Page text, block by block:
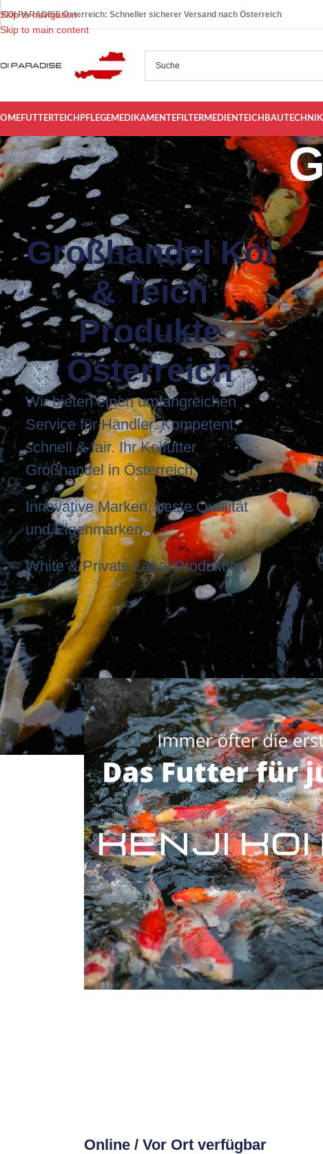
Skip to navigation
Skip to main content
KOI PARADISE Österreich: Schneller sicherer Versand nach Österreich
FUTTERTEICHPFLEGEMEDIKAMENTEFILTERMEDIENTEICHBAUTECHNIK
Großhandel Koi
& Teich
Produkte
Österreich
Wir bieten einen umfangreichen
Service für Händler. Kompetent,
schnell & fair. Ihr Koifutter
Großhandel in Österreich.
Innovative Marken, beste Qualität
und Eigenmarken.
White & Private Label Produktion
Online / Vor Ort verfügbar